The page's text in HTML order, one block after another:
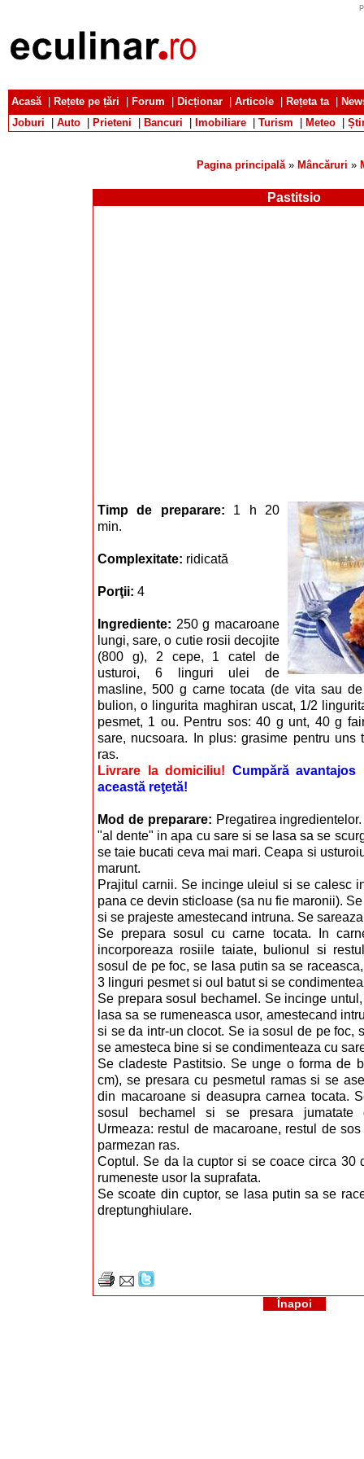
Acasă| Rețete pe țări Forum Dicționar Articole Rețeta ta|
Joburi
Auto Prieteni Bancuri Imobiliare Turism Meteo
Pagina principală» Mâncăruri »
Pastitsio
Timp de preparare: 1 h 20
min.
Complexitate: ridicată
Porţii: 4
Ingrediente: 250 g macaroane
lungi, sare, o cutie rosii decojite
(800 g), 2 cepe, 1 catel de
usturoi, 6 linguri ulei de
masline, 500 g carne tocata (de vita sau
bulion, o lingurita maghiran uscat, 1/2
pesmet, 1 ou. Pentru sos: 40 g unt, 40 g
sare, nucsoara. In plus: grasime pentru uns
ras.
Livrare la domiciliu! Cumpără avantajos
această reţetă!
Mod de preparare: Pregatirea
"al dente" in apa cu sare si se lasa sa se
se taie bucati ceva mai mari. Ceapa si
marunt.
Prajitul carnii. Se incinge uleiul si se calesc
pana ce devin sticloase (sa nu fie maronii).
si se prajeste amestecand intruna. Se
Se prepara sosul cu carne tocata. In
incorporeaza rosiile taiate, bulionul si
sosul de pe foc, se lasa putin sa se
3 linguri pesmet si oul batut si se
Se prepara sosul bechamel. Se incinge
lasa sa se rumeneasca usor, amestecand
si se da intr-un clocot. Se ia sosul de pe foc,
se amesteca bine si se condimenteaza cu
Se cladeste Pastitsio. Se unge o forma de
cm), se presara cu pesmetul ramas si se
din macaroane si deasupra carnea tocata.
sosul bechamel si se presara jumatate
Urmeaza: restul de macaroane, restul de
parmezan ras.
Coptul. Se da la cuptor si se coace circa 30
rumeneste usor la suprafata.
Se scoate din cuptor, se lasa putin sa se
dreptunghiulare.
Înapoi